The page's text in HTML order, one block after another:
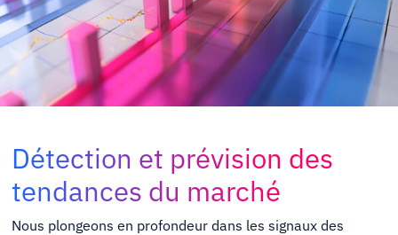
Détection et prévision des
tendances du marché
Nous plongeons en profondeur dans les signaux des